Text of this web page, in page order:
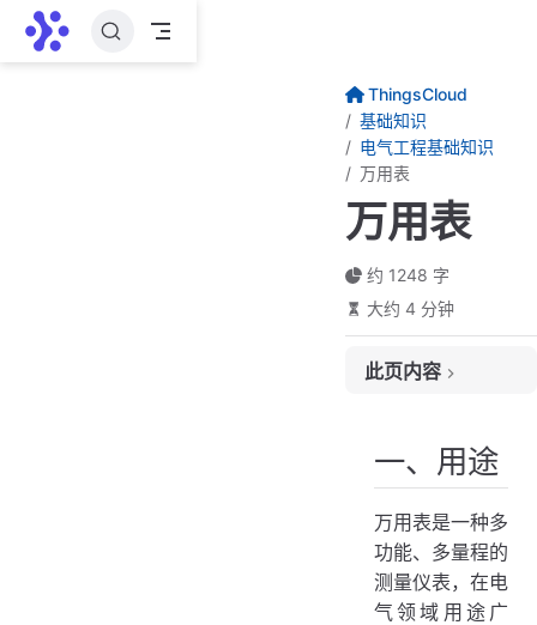
跳至主要內容
ThingsCloud
基础知识
电气工程基础知识
万用表
万用表
约 1248 字
大约 4 分钟
此页内容
二、常见分类
指针式万用表
数字式万用表
三、技术原理
电压测量原理
一、用途
万用表是一种多
功能、多量程的
测量仪表，在电
气领域用途广